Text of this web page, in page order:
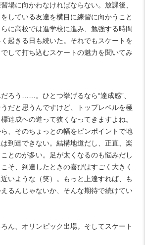
場に向かわなければならない。放課後、
している友達を横目に練習に向かうこと
に高校では進学校に進み、勉強する時間
起きる日も続いた。それでもスケートを
して打ち込むスケートの魅力を聞いてみ
ろう……。ひとつ挙げるなら“達成感”、
だと思うんですけど、トップレベルを極
達成への道って狭くなってきますよね。
、そのちょっとの幅をピンポイントで地
到達できない。結構地道だし、正直、楽
とのが多い。足が太くなるのも悩みだし
そ、到達したときの喜びはすごく大きく
いような（笑）。もっと上達すれば、も
るんじゃないか、そんな期待で続けてい
ん、オリンピック出場。そしてスケート